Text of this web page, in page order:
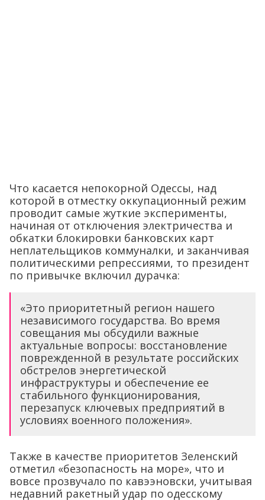
Что касается непокорной Одессы, над
которой в отместку оккупационный режим
проводит самые жуткие эксперименты,
начиная от отключения электричества и
обкатки блокировки банковских карт
неплательщиков коммуналки, и заканчивая
политическими репрессиями, то президент
по привычке включил дурачка:
«Это приоритетный регион нашего
независимого государства. Во время
совещания мы обсудили важные
актуальные вопросы: восстановление
поврежденной в результате российских
обстрелов энергетической
инфраструктуры и обеспечение ее
стабильного функционирования,
перезапуск ключевых предприятий в
условиях военного положения».
Также в качестве приоритетов Зеленский
отметил «безопасность на море», что и
вовсе прозвучало по кавээновски, учитывая
недавний ракетный удар по одесскому